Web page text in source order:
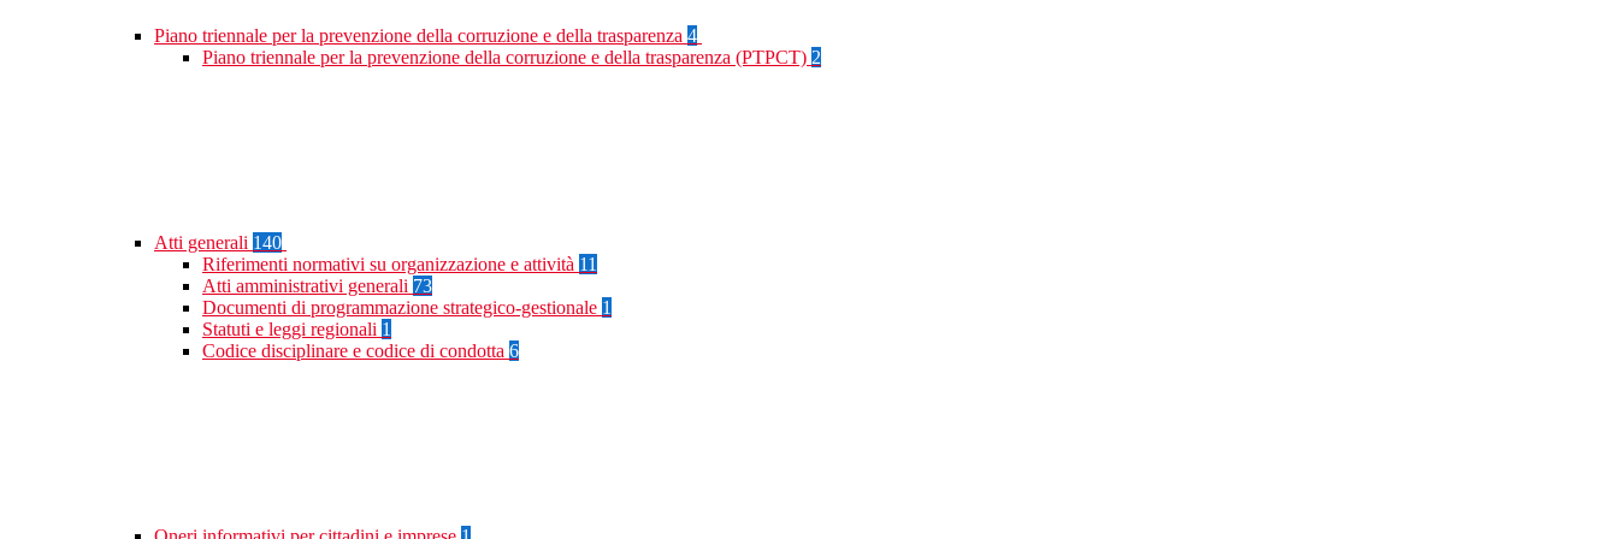
Piano triennale per la prevenzione della corruzione e della trasparenza 4
Piano triennale per la prevenzione della corruzione e della trasparenza (PTPCT) 2
Atti generali 140
Riferimenti normativi su organizzazione e attività 11
Atti amministrativi generali 73
Documenti di programmazione strategico-gestionale 1
Statuti e leggi regionali 1
Codice disciplinare e codice di condotta 6